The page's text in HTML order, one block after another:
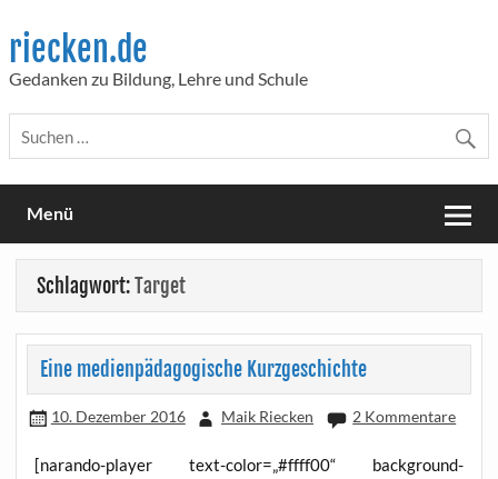
content
riecken.de
Gedanken zu Bildung, Lehre und Schule
Menü
Schlagwort:Target
Eine medienpädagogische Kurzgeschichte
10. Dezember 2016 Maik Riecken 2 Kommentare
[naran­do-play­er text-color=„#ffff00“ background-